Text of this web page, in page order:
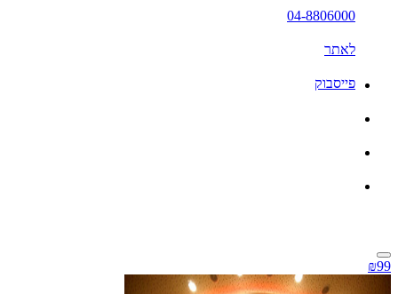
04-8806000
לאתר
פייסבוק
₪99